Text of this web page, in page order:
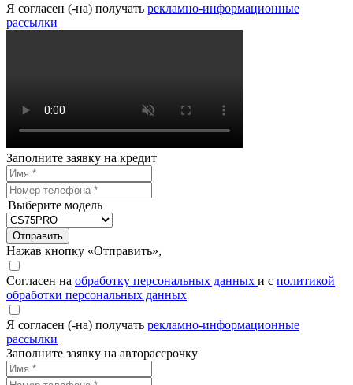
Я согласен (-на) получать рекламно-информационные
рассылки
Заполните заявку на кредит
Выберите модель
Отправить
Нажав кнопку «Отправить»,
Согласен на обработку персональных данных и с политикой
обработки персональных данных
Я согласен (-на) получать рекламно-информационные
рассылки
Заполните заявку на авторассрочку